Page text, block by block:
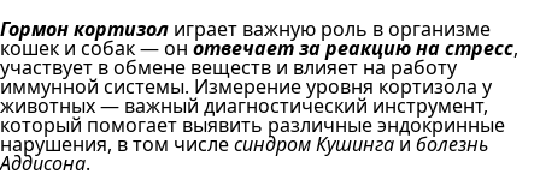
Гормон кортизол играет важную роль в организме
кошек и собак — он отвечает за реакцию на стресс,
участвует в обмене веществ и влияет на работу
иммунной системы. Измерение уровня кортизола у
животных — важный диагностический инструмент,
который помогает выявить различные эндокринные
нарушения, в том числесиндром Кушингаи болезнь
Аддисона.